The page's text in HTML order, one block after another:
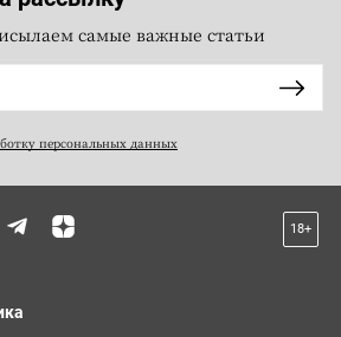
самые важные статьи
персональных данных
18+